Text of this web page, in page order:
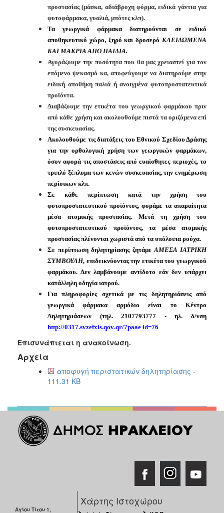
προστασίας (μάσκα, αδιάβροχη φόρμα, ειδικά γάντια για
φυτοφάρμακα, γυαλιά, μπότες κλπ).
Τα γεωργικά φάρμακα διατηρούνται σε ειδικό
αποθηκευτικό χώρο, ξηρό και δροσερό ΚΛΕΙΔΩΜΕΝΑ
ΚΑΙ ΜΑΚΡΙΑ ΑΠΟ ΠΑΙΔΙΑ.
Αγοράζουμε την ποσότητα που θα μας χρειαστεί για τον
επόμενο ψεκασμό κα, αποφεύγουμε να διατηρούμε στην
ειδική αποθήκη παλιά ή ανοιγμένα φυτοπροστατευτικά
προϊόντα.
Διαβάζουμε την ετικέτα του γεωργικού φαρμάκου πριν
από κάθε χρήση και ακολουθούμε πιστά τα οριζόμενα επί
της συσκευασίας.
Ακολουθούμε τις διατάξεις του Εθνικού Σχεδίου Δράσης
για την ορθολογική χρήση των γεωργικών φαρμάκων,
όσον αφορά τις αποστάσεις από ευαίσθητες περιοχές, το
τριπλό ξέπλυμα των κενών συσκευασίας, την ενημέρωση
περίοικων κλπ.
Σε κάθε περίπτωση κατά την χρήση του
φυτοπροστατευτικού προϊόντος, φοράμε τα απαραίτητα
μέσα ατομικής προστασίας. Μετά τη χρήση του
φυτοπροστατευτικού προϊόντος, τα μέσα ατομικής
προστασίας πλένονται χωριστά από τα υπόλοιπα ρούχα.
Σε περίπτωση δηλητηρίασης ζητάμεΑΜΕΣΑ ΙΑΤΡΙΚΗ
ΣΥΜΒΟΥΛΗ, επιδεικνύοντας την ετικέτα του γεωργικού
φαρμάκου. Δεν λαμβάνουμε αντίδοτο εάν δεν υπάρχει
κατάλληλη οδηγία ιατρού.
Για πληροφορίες σχετικά με τις δηλητηριάσεις από
γεωργικά φάρμακα αρμόδιο είναι το Κέντρο
Δηλητηριάσεων (τηλ. 2107793777 - ηλ. δ/νση
http://0317.svzefxis.qov.qr/7paae id=76
Επισυνάπτεται η ανακοίνωση.
Αρχεία
αποφυγή περιστατικών δηλητηρίασης -
111.31 KB
Αγίου Τίτου 1,
Χάρτης Ιστοχώρου